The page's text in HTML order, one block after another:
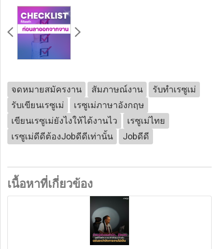
จดหมายสมัครงาน สัมภาษณ์งาน
รับทำเรซูเม่
รับเขียนเรซูเม่
เรซูเม่ภาษาอังกฤษ
เขียนเรซูเม่ยังไงให้ได้งานไว
เรซูเม่ไทย
เรซูเม่ดีดีต้องJobดีดีเท่านั้น
Jobดีดี
เนื้อหาที่เกี่ยวข้อง